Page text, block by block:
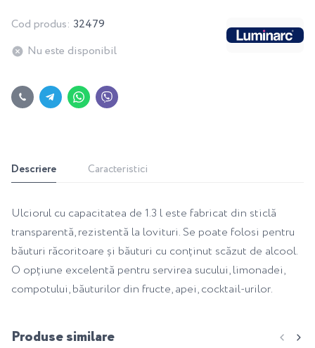
Cod produs: 32479
Nu este disponibil
Descriere Caracteristici
Ulciorul cu capacitatea de 1.3 l este fabricat din sticlă
transparentă, rezistentă la lovituri. Se poate folosi pentru
băuturi răcoritoare și băuturi cu conținut scăzut de alcool.
O opțiune excelentă pentru servirea sucului, limonadei,
compotului, băuturilor din fructe, apei, cocktail-urilor.
Produse similare